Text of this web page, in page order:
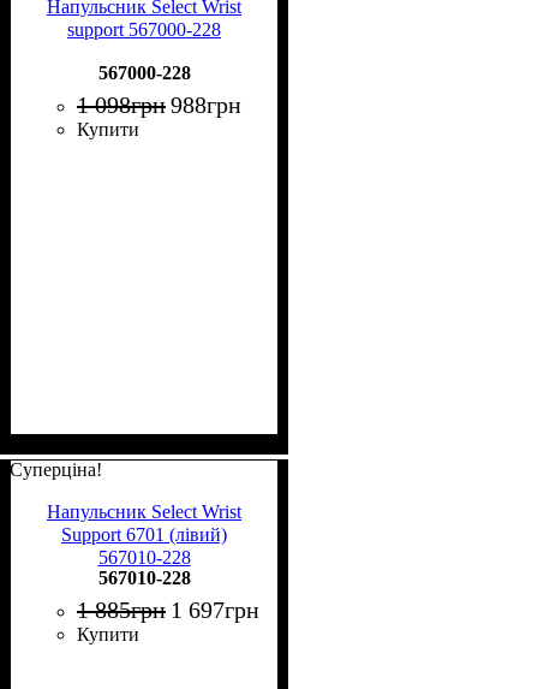
Напульсник Select Wrist
support 567000-228
567000-228
1 098грн988грн
Купити
Суперціна!
Напульсник Select Wrist
Support 6701 (лівий)
567010-228
567010-228
1 885грн 1 697грн
Купити